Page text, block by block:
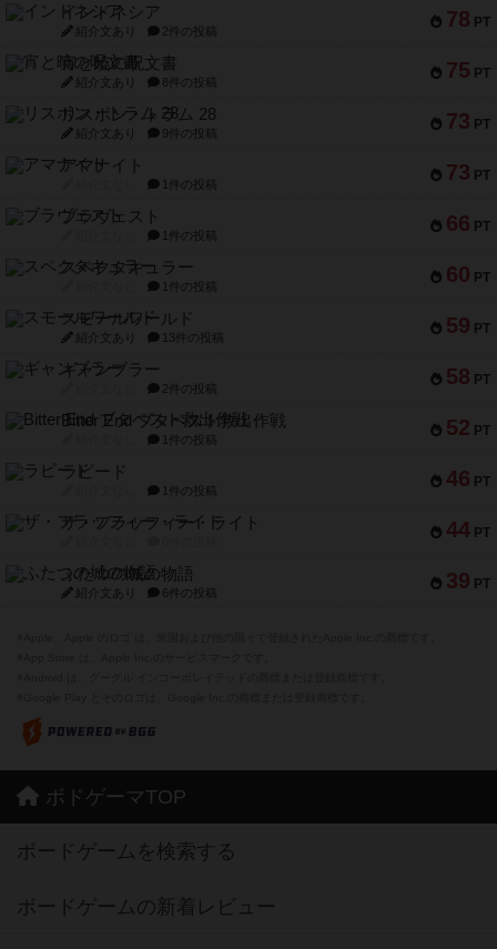
78 PT
インドネシア
紹介文あり 2件の投稿
75 PT
宵と暁の呪文書
紹介文あり 8件の投稿
73 PT
リスボン・トラム 28
紹介文あり 9件の投稿
73 PT
アマナイト
1件の投稿
66 PT
ブラヴェスト
1件の投稿
60 PT
スペクタキュラー
1件の投稿
59 PT
スモールワールド
紹介文あり 13件の投稿
58 PT
ギャンブラー
2件の投稿
52 PT
Bitter End ブタペスト救出作戦
1件の投稿
46 PT
ラピード
1件の投稿
44 PT
ザ・フラッフィー・ライト
39 PT
ふたつの城の物語
紹介文あり 6件の投稿
ボドゲーマTOP
ボードゲームを検索する
ボードゲームの新着レビュー